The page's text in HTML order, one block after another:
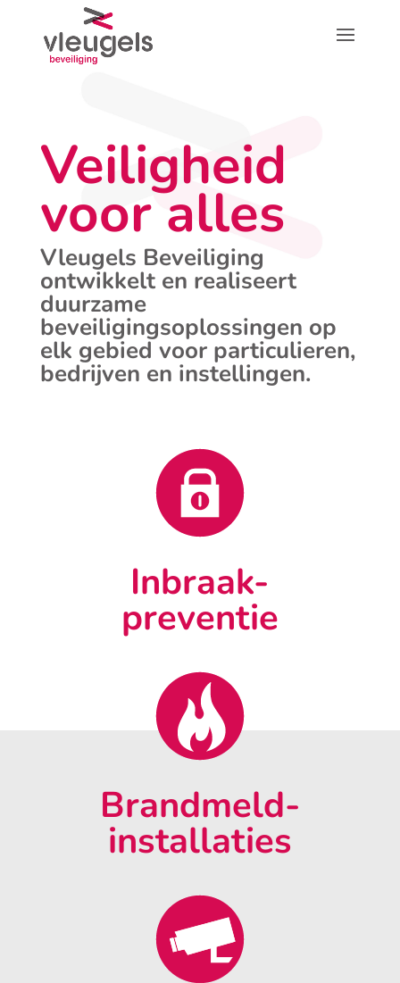
Veiligheid
voor alles
Vleugels Beveiliging
ontwikkelt en realiseert
duurzame
beveiligingsoplossingen op
elk gebied voor particulieren,
bedrijven en instellingen.
Inbraak-
preventie
Brandmeld-
installaties